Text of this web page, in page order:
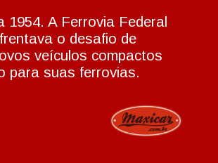
1954. A Ferrovia Federal
o desafio de
veículos compactos
para suas ferrovias.